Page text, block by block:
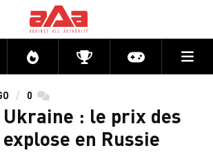
Directs CompétitionsActu jeux
0 commentaires
: le prix des
explose en Russie